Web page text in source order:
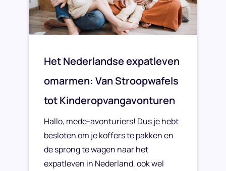
Het Nederlandse expatleven
omarmen: Van Stroopwafels
tot Kinderopvangavonturen
Hallo, mede-avonturiers! Dus je hebt
besloten om je koffers te pakken en
de sprong te wagen naar het
expatleven in Nederland, ook wel